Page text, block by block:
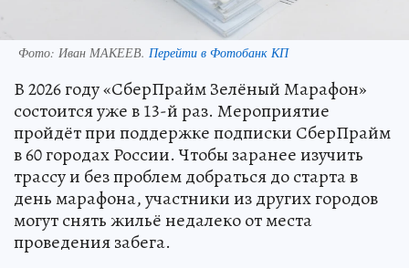
Фото: Иван МАКЕЕВ. Перейти в Фотобанк КП
В 2026 году «СберПрайм Зелёный Марафон»
состоится уже в 13-й раз. Мероприятие
пройдёт при поддержке подписки СберПрайм
в 60 городах России. Чтобы заранее изучить
трассу и без проблем добраться до старта в
день марафона, участники из других городов
могут снять жильё недалеко от места
проведения забега.